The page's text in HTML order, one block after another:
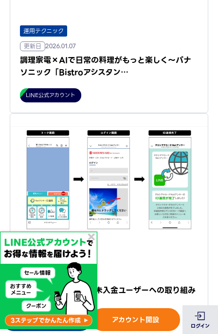
運用テクニック
更新日
2026.01.07
調理家電×AIで日常の料理がもっと楽しく～パナ
ソニック「Bistroアシスタン…
LINE公式アカウント
更新日 2025.12.08
LINE APIを活用した未入金ユーザーへの取り組み
お問い合わせ アカウント開設
ログイン